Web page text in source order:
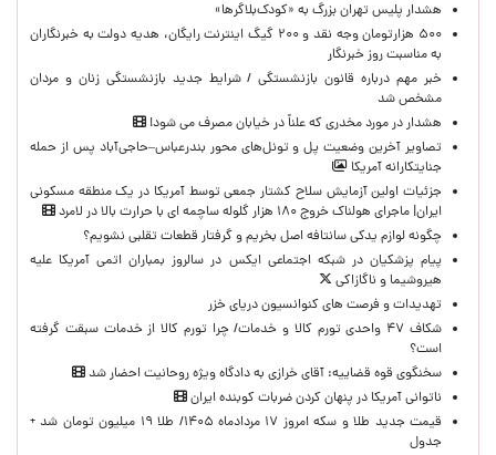
هشدار پلیس تهران بزرگ به «کودک‌بلاگرها»
۵۰۰ هزارتومان وجه نقد و ۲۰۰ گیگ اینترنت رایگان، هدیه دولت به خبرنگاران
به مناسبت روز خبرنگار
خبر مهم درباره قانون بازنشستگی / شرایط جدید بازنشستگی زنان و مردان
مشخص شد
هشدار در مورد مخدری که علناً در خیابان مصرف می شود!
تصاویر آخرین وضعیت پل و تونل‌های محور بندرعباس–حاجی‌آباد پس از حمله
جنایتکارانه آمریکا
جزئیات اولین آزمایش سلاح کشتار جمعی توسط آمریکا در یک منطقه مسکونی
ایران| ماجرای هولناک خروج ۱۸۰ هزار گلوله ساچمه ای با حرارت بالا در لامرد
چگونه لوازم یدکی سانتافه اصل بخریم و گرفتار قطعات تقلبی نشویم؟
پیام پزشکیان در شبکه اجتماعی ایکس در سالروز بمباران اتمی آمریکا علیه
هیروشیما و ناگازاکی
تهدیدات و فرصت های کنوانسیون دریای خزر
شکاف ۴۷ واحدی تورم کالا و خدمات/ چرا تورم کالا از خدمات سبقت گرفته
است؟
سخنگوی قوه قضاییه: آقای خرازی به دادگاه ویژه روحانیت احضار شد
ناتوانی آمریکا در پنهان کردن ضربات کوبنده ایران
قیمت جدید طلا و سکه امروز ۱۷ مردادماه ۱۴۰۵/ طلا ۱۹ میلیون تومان شد +
جدول